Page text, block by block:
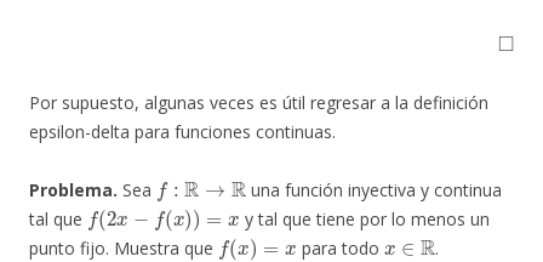
◻
Por supuesto, algunas veces es útil regresar a la definición
epsilon-delta para funciones continuas.
Problema. Sea
: →
una función inyectiva y continua
tal que
f(2x −f(x))= x
y tal que tiene por lo menos un
punto fijo. Muestra que
(x )=x
para todo
x∈R
.